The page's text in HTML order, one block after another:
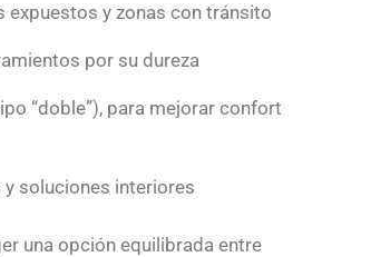
expuestos y zonas con tránsito
por su dureza
“doble”), para mejorar confort
y soluciones interiores
una opción equilibrada entre